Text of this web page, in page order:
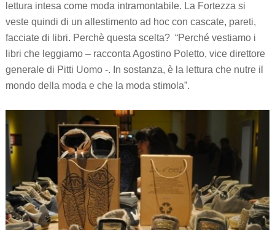
lettura intesa come moda intramontabile. La Fortezza si
veste quindi di un allestimento ad hoc con cascate, pareti,
facciate di libri. Perchè questa scelta? “Perché vestiamo i
libri che leggiamo – racconta Agostino Poletto, vice direttore
generale di Pitti Uomo -. In sostanza, è la lettura che nutre il
mondo della moda e che la moda stimola”.